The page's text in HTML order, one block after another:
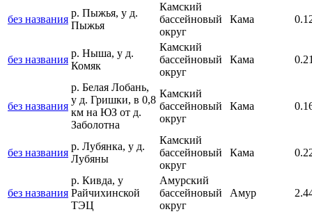
без названия
р. Пыжья, у д.
Пыжья
Камский
бассейновый
округ
Кама
без названия
р. Ныша, у д.
Комяк
Камский
бассейновый
округ
Кама
без названия
р. Белая Лобань,
у д. Гришки, в 0,8
км на ЮЗ от д.
Заболотна
Камский
бассейновый
округ
Кама
без названия
р. Лубянка, у д.
Лубяны
Камский
бассейновый
округ
Кама
без названия
р. Кивда, у
Райчихинской
ТЭЦ
Амурский
бассейновый
округ
Амур